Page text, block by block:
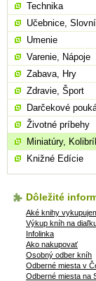
Technika
Učebnice,
Umenie
Varenie, Nápoje
Zabava, Hry
Zdravie, Šport
Darčekové
Životné príbehy
Miniatúry,
Knižné Edície
Dôležité
Aké knihy
Výkup kníh na
Infolinka
Ako nakupovať
Osobný odber kníh
Odberné miesta v
Odberné miesta na